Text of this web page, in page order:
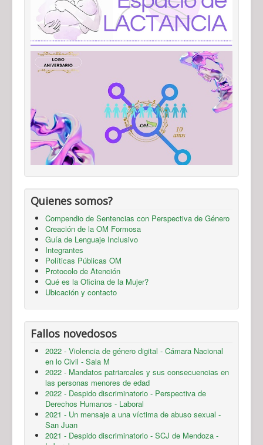
Quienes somos?
Compendio de Sentencias con Perspectiva de Género
Creación de la OM Formosa
Guía de Lenguaje Inclusivo
Integrantes
Políticas Públicas OM
Protocolo de Atención
Qué es la Oficina de la Mujer?
Ubicación y contacto
Fallos novedosos
2022 - Violencia de género digital - Cámara Nacional
en lo Civil - Sala M
2022 - Mandatos patriarcales y sus consecuencias en
las personas menores de edad
2022 - Despido discriminatorio - Perspectiva de
Derechos Humanos - Laboral
2021 - Un mensaje a una víctima de abuso sexual -
San Juan
2021 - Despido discriminatorio - SCJ de Mendoza -